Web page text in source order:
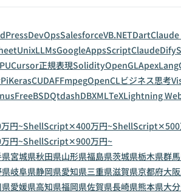
DevOpsSalesforceVB.NETDart
UnixLLMsGoogleAppsScriptClaudeDify
Cursor正規表現SolidityOpenGLApex
KerasCUDAFFmpegOpenCLビジネス思考
FreeBSDQtdashDBXMLTeXLightning
円~ShellScript✕400万円~ShellScript✕500
円~ShellScript✕900万円~
宮城県秋田県山形県福島県茨城県栃木県群
岐阜県静岡県愛知県三重県滋賀県京都府大
愛媛県高知県福岡県佐賀県長崎県熊本県大